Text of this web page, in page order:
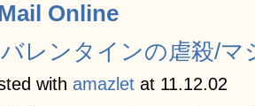
Online
レンタインの虐殺/マ
with amazlet at 11.12.02